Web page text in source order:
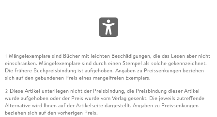
1 Mängelexemplare sind Bücher mit leichten Beschädigungen, die das Lesen aber nicht
einschränken. Mängelexemplare sind durch einen Stempel als solche gekennzeichnet.
Die frühere Buchpreisbindung ist aufgehoben. Angaben zu Preissenkungen beziehen
sich auf den gebundenen Preis eines mangelfreien Exemplars.
2 Diese Artikel unterliegen nicht der Preisbindung, die Preisbindung dieser Artikel
wurde aufgehoben oder der Preis wurde vom Verlag gesenkt. Die jeweils zutreffende
Alternative wird Ihnen auf der Artikelseite dargestellt. Angaben zu Preissenkungen
beziehen sich auf den vorherigen Preis.